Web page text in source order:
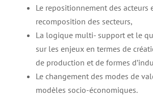
Le repositionnement des acteurs
recomposition des secteurs,
La logique multi- support et le
sur les enjeux en termes de
de production et de formes
Le changement des modes de
modèles socio-économiques.